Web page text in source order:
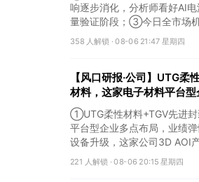
响逐步消化，分析师看好AI
量验证阶段；③今日全市场
评级得到上调，9家公司获
度覆盖；④在个股机构关注
358 人解锁 ·08-06 21:47 星期四
【风口研报·公司】UTG
材料，这家电子材料平台
PCB检测工位增加、设备
配
①UTG柔性材料+TGV先进封
平台型企业多点布局，业绩
设备升级，这家公司3D AOI
刚需，现已进入头部客户供应
221 人解锁 ·08-06 20:15 星期四